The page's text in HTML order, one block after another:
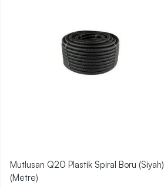
Mutlusan Q20 Plastik Spiral Boru (Siyah)
(Metre)